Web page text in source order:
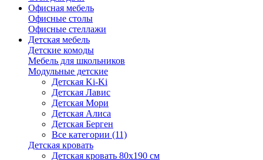
Офисная мебель
Офисные столы
Офисные стеллажи
Детская мебель
Детские комоды
Мебель для школьников
Модульные детские
Детская Ki-Ki
Детская Лавис
Детская Мори
Детская Алиса
Детская Берген
Все категории (11)
Детская кровать
Детская кровать 80х190 см